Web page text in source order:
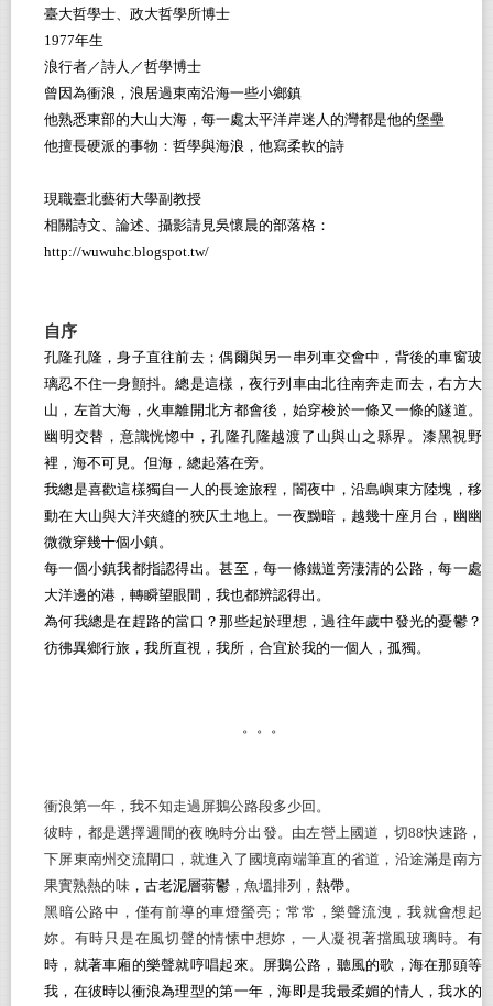
臺大哲學士、政大哲學所博士
1977年生
浪行者／詩人／哲學博士
曾因為衝浪，浪居過東南沿海一些小鄉鎮
他熟悉東部的大山大海，每一處太平洋岸迷人的灣都是他的堡壘
他擅長硬派的事物：哲學與海浪，他寫柔軟的詩
現職臺北藝術大學副教授
相關詩文、論述、攝影請見吳懷晨的部落格：
http://wuwuhc.blogspot.tw/
自序
孔隆孔隆，身子直往前去；偶爾與另一串列車交會中，背後的車窗玻
璃忍不住一身顫抖。總是這樣，夜行列車由北往南奔走而去，右方大
山，左首大海，火車離開北方都會後，始穿梭於一條又一條的隧道。
幽明交替，意識恍惚中，孔隆孔隆越渡了山與山之縣界。漆黑視野
裡，海不可見。但海，總起落在旁。
我總是喜歡這樣獨自一人的長途旅程，闇夜中，沿島嶼東方陸塊，移
動在大山與大洋夾縫的狹仄土地上。一夜黝暗，越幾十座月台，幽幽
微微穿幾十個小鎮。
每一個小鎮我都指認得出。甚至，每一條鐵道旁淒清的公路，每一處
大洋邊的港，轉瞬望眼間，我也都辨認得出。
為何我總是在趕路的當口？那些起於理想，過往年歲中發光的憂鬱？
彷彿異鄉行旅，我所直視，我所，合宜於我的一個人，孤獨。
。。。
衝浪第一年，我不知走過屏鵝公路段多少回。
彼時，都是選擇週間的夜晚時分出發。由左營上國道，切88快速路，
下屏東南州交流閘口，就進入了國境南端筆直的省道，沿途滿是南方
果實熟熱的味 ，古老泥層蓊鬱 ，魚塭排列， 熱帶。
黑暗公路中，僅有前導的車燈螢亮；常常，樂聲流洩，我就會想起
妳。有時只是在風切聲的情愫中想妳，一人凝視著擋風玻璃時。 有
時，就著車廂的樂聲就哼唱起來。屏鵝公路，聽風的歌，海在那頭等
我，在彼時以衝浪為理型的第一年，海即是我最柔媚的情人，我水的